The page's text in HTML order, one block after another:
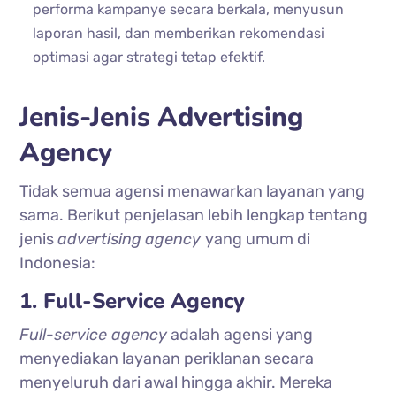
performa kampanye secara berkala, menyusun
laporan hasil, dan memberikan rekomendasi
optimasi agar strategi tetap efektif.
Jenis-Jenis Advertising
Agency
Tidak semua agensi menawarkan layanan yang
sama. Berikut penjelasan lebih lengkap tentang
jenisadvertising agencyyang umum di
Indonesia:
1. Full-Service Agency
Full-service agencyadalah agensi yang
menyediakan layanan periklanan secara
menyeluruh dari awal hingga akhir. Mereka